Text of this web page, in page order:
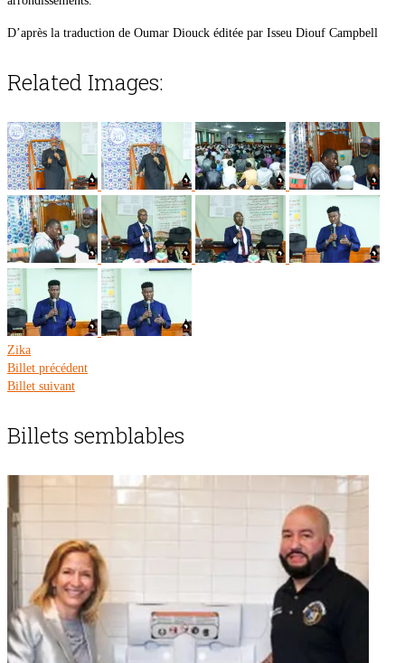
D’après la traduction de Oumar Diouck éditée par Isseu Diouf Campbell
Related Images:
Zika
Billet précédent
Billet suivant
Billets semblables